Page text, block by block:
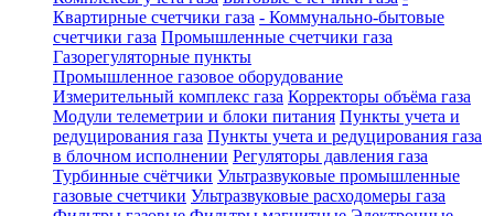
Квартирные счетчики газа - Коммунально-бытовые
счетчики газа Промышленные счетчики газа
Газорегуляторные пункты
Промышленное газовое оборудование
Измерительный комплекс газа Корректоры объёма газа
Модули телеметрии и блоки питания Пункты учета и
редуцирования газа Пункты учета и редуцирования газа
в блочном исполнении Регуляторы давления газа
Турбинные счётчики Ультразвуковые промышленные
газовые счетчики Ультразвуковые расходомеры газа